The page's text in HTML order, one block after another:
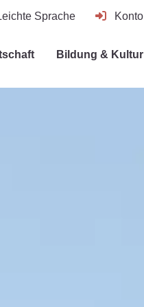
Sprache Konto
Bildung & Kultur